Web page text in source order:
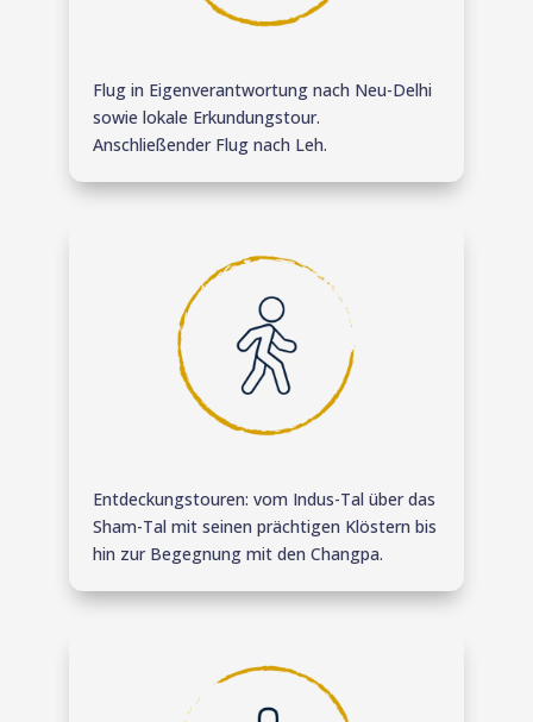
Flug in Eigenverantwortung nach Neu-Delhi
sowie lokale Erkundungstour.
Anschließender Flug nach Leh.
Entdeckungstouren: vom Indus-Tal über das
Sham-Tal mit seinen prächtigen Klöstern bis
hin zur Begegnung mit den Changpa.